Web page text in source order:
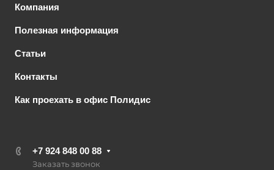
Компания
Полезная информация
Статьи
Контакты
Как проехать в офис Полидис
+7 924 848 00 88
Заказать звонок